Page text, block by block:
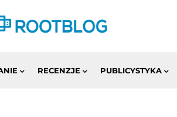
RECENZJE PUBLICYSTYKA